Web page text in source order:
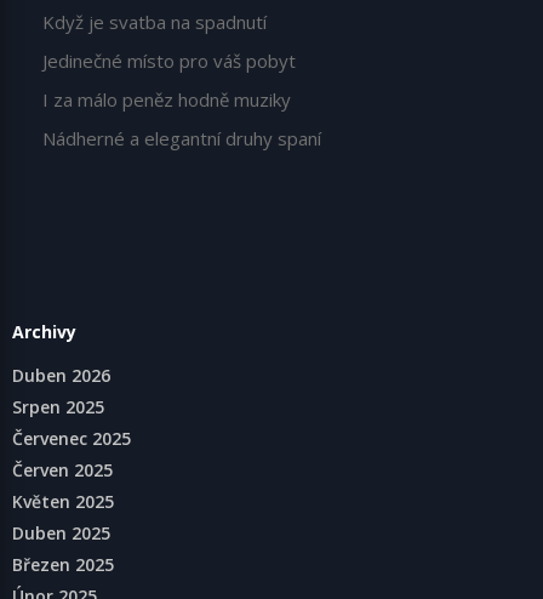
Když je svatba na spadnutí
Jedinečné místo pro váš pobyt
I za málo peněz hodně muziky
Nádherné a elegantní druhy spaní
Archivy
Duben 2026
Srpen 2025
Červenec 2025
Červen 2025
Květen 2025
Duben 2025
Březen 2025